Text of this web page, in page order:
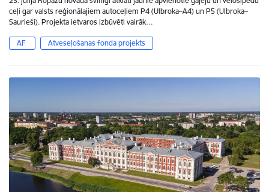
ceļi gar valsts reģionālajiem autoceļiem P4 (Ulbroka–A4) un P5 (Ulbroka–
Saurieši). Projekta ietvaros izbūvēti vairāk…
AF Atveseļošanas fonda projekts